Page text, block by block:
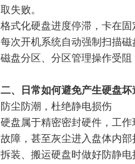
取失败。
格式化硬盘进度停滞，卡在
每次开机系统自动强制扫描
磁盘分区、分区管理操作受
二、日常如何避免产生硬盘
防尘防潮，杜绝静电损伤
硬盘属于精密密封硬件，工
故障，甚至灰尘进入盘体内部
拆装、搬运硬盘时做好防静